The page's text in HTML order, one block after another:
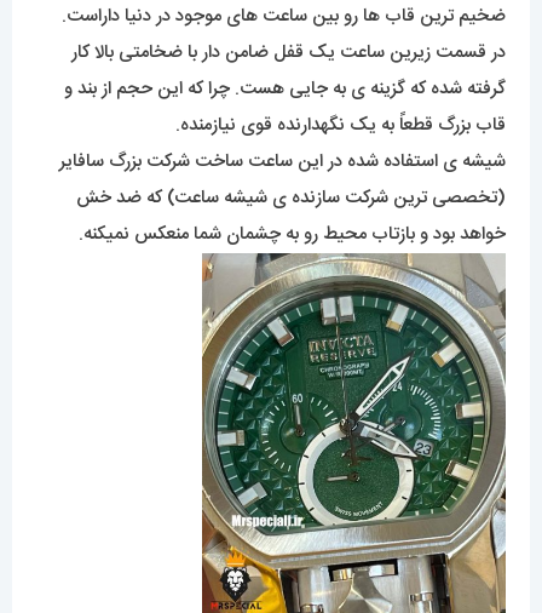
ضخیم ترین قاب ها رو بین ساعت های موجود در دنیا داراست.
در قسمت زیرین ساعت یک قفل ضامن دار با ضخامتی بالا کار
گرفته شده که گزینه ی به جایی هست. چرا که این حجم از بند و
قاب بزرگ قطعاً به یک نگهدارنده قوی نیازمنده.
شیشه ی استفاده شده در این ساعت ساخت شرکت بزرگ سافایر
(تخصصی ترین شرکت سازنده ی شیشه ساعت) که ضد خش
خواهد بود و بازتاب محیط رو به چشمان شما منعکس نمیکنه.